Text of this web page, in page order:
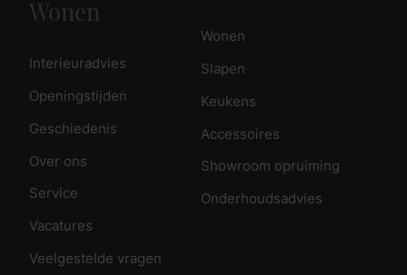
Wonen
Interieuradvies
Openingstijden
Geschiedenis
Over ons
Service
Vacatures
Veelgestelde vragen
Wonen
Slapen
Keukens
Accessoires
Showroom opruiming
Onderhoudsadvies